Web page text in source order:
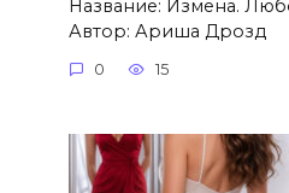
Название: Измена.
Автор: Ариша Дрозд
0 15